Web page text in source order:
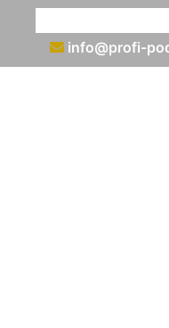
info@profi-